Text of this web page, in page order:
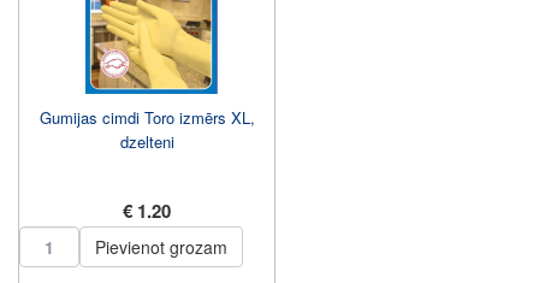
Gumijas cimdi Toro izmērs XL,
dzelteni
€ 1.20
Pievienot grozam